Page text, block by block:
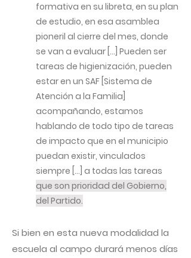
formativa en su libreta, en su plan
de estudio, en esa asamblea
pioneril al cierre del mes, donde
se van a evaluar […] Pueden ser
tareas de higienización, pueden
estar en un SAF [Sistema de
Atención a la Familia]
acompañando, estamos
hablando de todo tipo de tareas
de impacto que en el municipio
puedan existir, vinculados
siempre […] a todas las tareas
que son prioridad del Gobierno,
del Partido.
Si bien en esta nueva modalidad la
escuela al campo durará menos días